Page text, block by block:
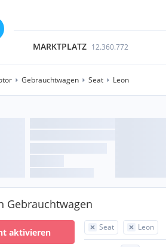
MARKTPLATZ 12.360.772
Gebrauchtwagen Seat Leon
Gebrauchtwagen
Seat Leon
aktivieren